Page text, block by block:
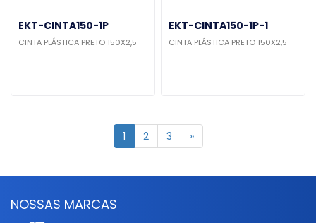
EKT-CINTA150-1P
CINTA PLÁSTICA PRETO 150X2,5
EKT-CINTA150-1P-1
CINTA PLÁSTICA PRETO 150X2,5
1 2 3 »
NOSSAS MARCAS